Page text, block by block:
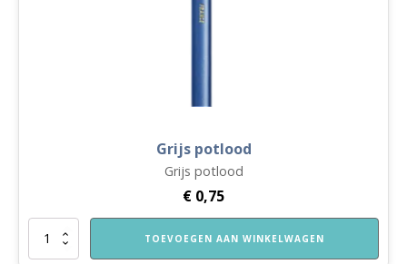
Grijs potlood
Grijs potlood
€ 0,75
Grijs
TOEVOEGEN AAN WINKELWAGEN